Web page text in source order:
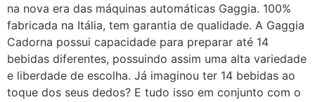
na nova era das máquinas automáticas Gaggia. 100%
fabricada na Itália, tem garantia de qualidade. A Gaggia
Cadorna possui capacidade para preparar até 14
bebidas diferentes, possuindo assim uma alta variedade
e liberdade de escolha. Já imaginou ter 14 bebidas ao
toque dos seus dedos? E tudo isso em conjunto com o